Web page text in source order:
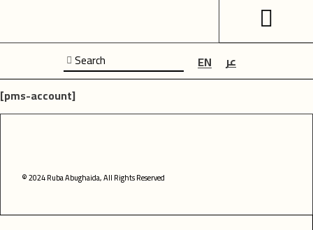
EN
عر
[pms-account]
© 2024 Ruba Abughaida, All Rights Reserved